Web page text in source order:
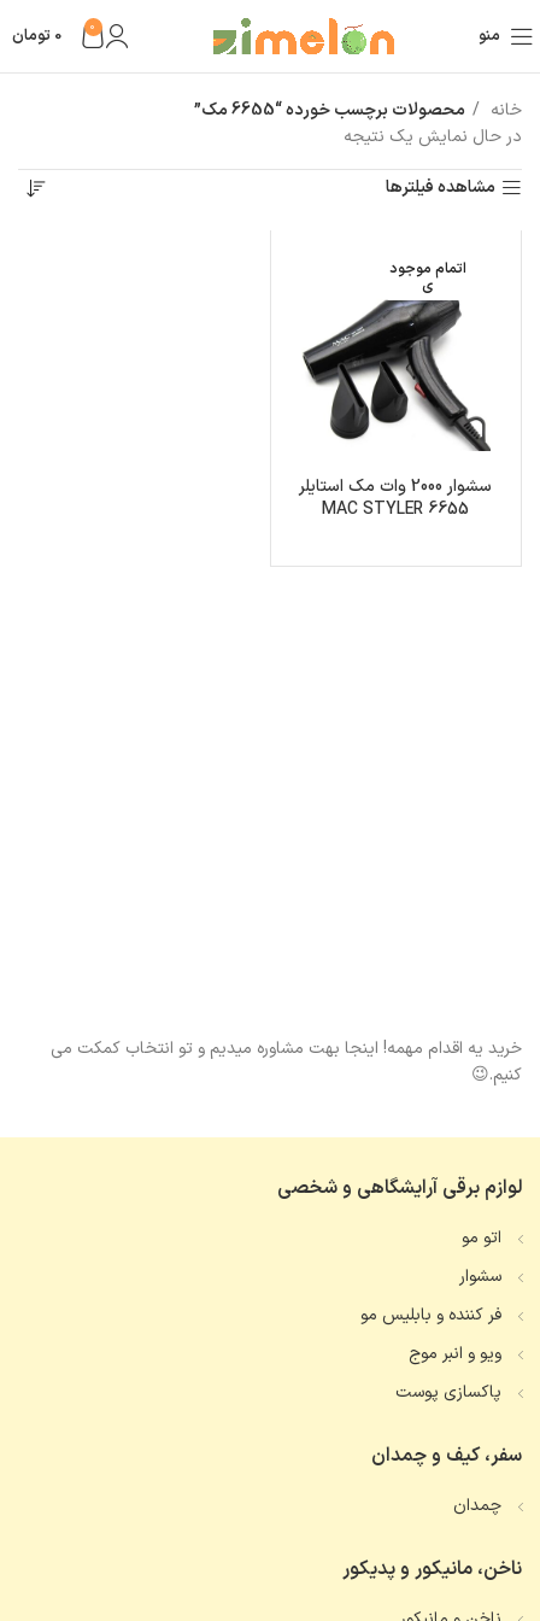
منو 0
0 تومان
خانه
محصولات برچسب خورده “6655 مک”
در حال نمایش یک نتیجه
مشاهده فیلترها
اتمام موجود
ی
سشوار 2000 وات مک استایلر
MAC STYLER 6655
خرید یه اقدام مهمه! اینجا بهت مشاوره میدیم و تو انتخاب کمکت می
کنیم.😉
لوازم برقی آرایشگاهی و شخصی
اتو مو
سشوار
فر کننده و بابلیس مو
ویو و انبر موج
پاکسازی پوست
سفر، کیف و چمدان
چمدان
ناخن، مانیکور و پدیکور